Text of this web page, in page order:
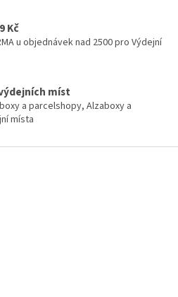
v
s
u
Kč
u objednávek nad 2500 pro Výdejní
míst
a parcelshopy, Alzaboxy a
místa